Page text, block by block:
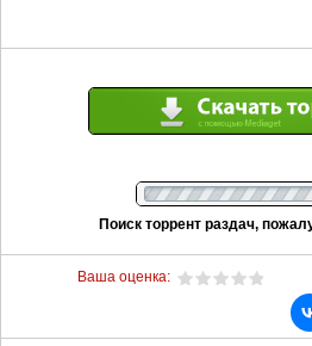
Поиск торрент раздач,
Ваша оценка: